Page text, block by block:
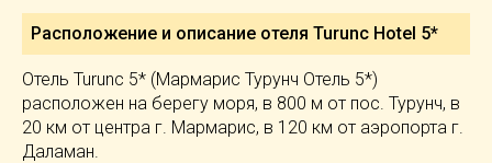
Расположение и описание отеля Turunc Hotel 5*
Отель Turunc 5* (Мармарис Турунч Отель 5*)
расположен на берегу моря, в 800 м от пос. Турунч, в
20 км от центра г. Мармарис, в 120 км от аэропорта г.
Даламан.